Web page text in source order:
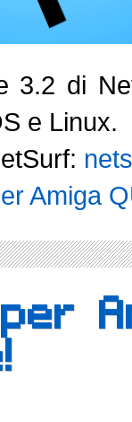
3.2 di
e Linux.
Amiga
per